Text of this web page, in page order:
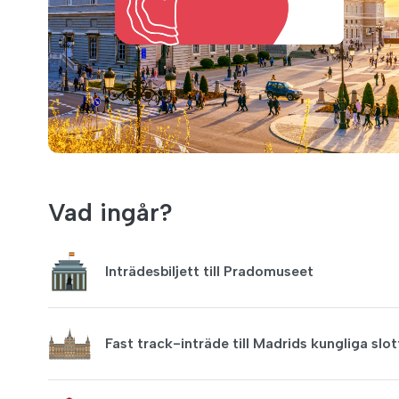
Vad ingår?
Inträdesbiljett till Pradomuseet
Fast track-inträde till Madrids kungliga